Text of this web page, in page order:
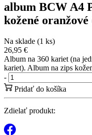
album BCW A4
kožené
Na sklade (1 ks)
26,95 €
Album na 360 kariet (na
kariet). Album na zips
-
Pridať do košíka
Zdielať produkt: